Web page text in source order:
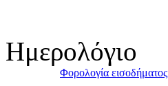
Ημερολόγιο
Φορολογία εισοδήματος